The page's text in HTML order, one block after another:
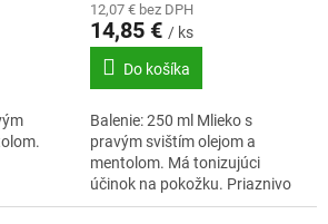
12,07 € bez DPH
14,85 € / ks
Do košíka
Balenie: 250 ml Mlieko s
pravým svištím olejom a
mentolom. Má tonizujúci
účinok na pokožku. Priaznivo
pôsobí pri námahe a únave.